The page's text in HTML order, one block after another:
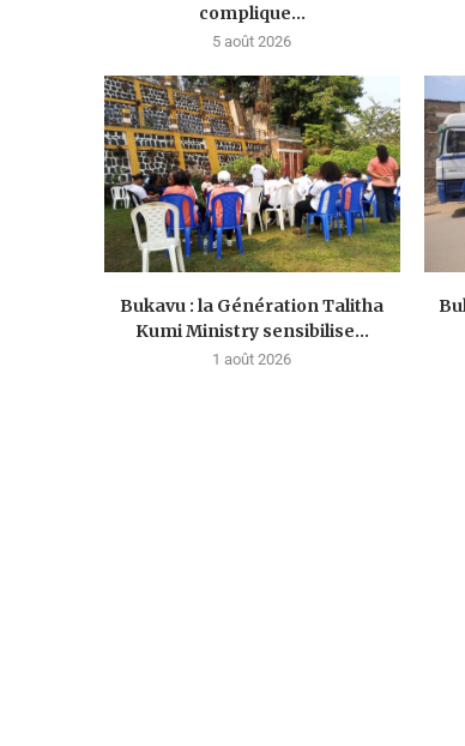
complique...
5 août 2026
Bukavu : la Génération Talitha
Kumi Ministry sensibilise...
1 août 2026